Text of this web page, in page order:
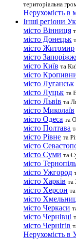
територіальна
Нерухомість в
Інші регіони
місто Вінниця
місто Донецьк
місто Житомир
місто
місто Київ та
місто
місто Луганськ
місто Луцьк та
місто Львів та
місто Миколаїв
місто Одеса та
місто Полтава
місто Рівне та
місто
місто Суми та
місто Тернопіль
місто Ужгород
місто Харків та
місто Херсон
місто
місто Черкаси
місто Чернівці
місто Чернігів
Нерухомість в